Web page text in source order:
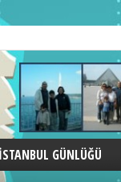
İSTANBUL GÜNLÜĞÜ